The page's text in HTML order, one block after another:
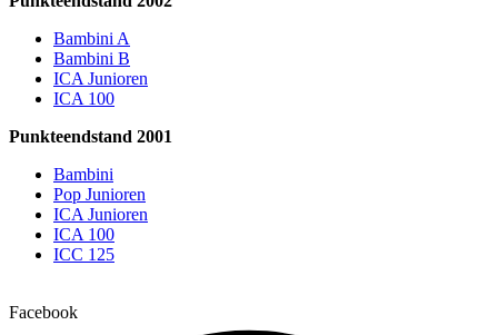
Bambini A
Bambini B
ICA Junioren
ICA 100
Punkteendstand 2001
Bambini
Pop Junioren
ICA Junioren
ICA 100
ICC 125
Facebook